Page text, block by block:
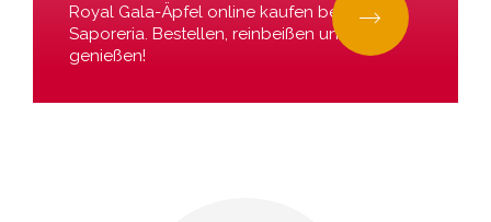
Royal Gala-Äpfel online kaufen bei La
Saporeria. Bestellen, reinbeißen und
genießen!